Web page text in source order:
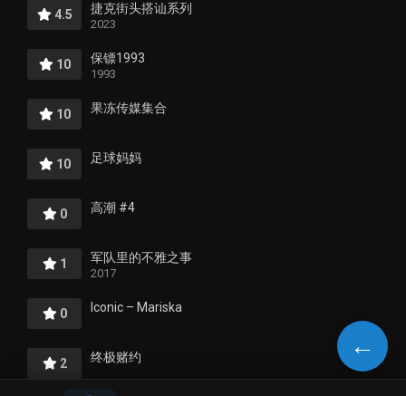
4.5 捷克街头搭讪系列
2023
10 保镖1993
1993
10 果冻传媒集合
10 足球妈妈
0 高潮 #4
1 军队里的不雅之事
2017
0 Iconic – Mariska
2 终极赌约 ←